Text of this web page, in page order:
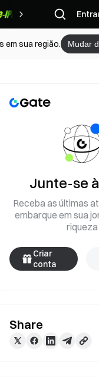
em sua região. Mudar
A precisão de
Junte-se
Receba as últimas
embarque em sua
riqueza
Criar
conta
Share